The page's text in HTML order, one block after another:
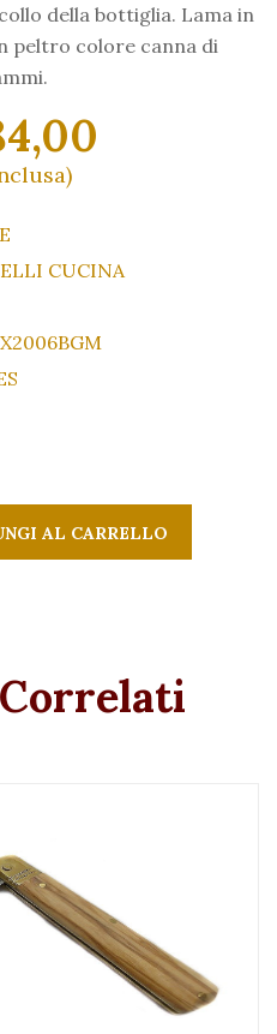
della bottiglia. Lama in
peltro colore canna di
CUCINA